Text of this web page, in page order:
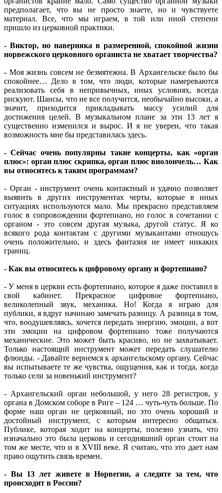
предполагает, что вы не просто знаете, но и чувствуете
материал. Все, что мы играем, в той или иной степени
пришло из церковной практики.
- Виктор, но наверняка в размеренной, спокойной жизни
норвежского церковного органиста не хватает творчества?
- Моя жизнь совсем не безмятежна. В Архангельске было бы
спокойнее… Дело в том, что люди, которые намереваются
реализовать себя в непривычных, иных условиях, всегда
рискуют. Шансы, что не все получится, необычайно высоки, а
значит, приходится прикладывать массу усилий для
достижения целей. В музыкальном плане за эти 13 лет я
существенно изменился и вырос. И я не уверен, что такая
возможность мне бы представилась здесь.
- Сейчас очень популярны такие концерты, как «орган
плюс»: орган плюс скрипка, орган плюс виолончель… Как
вы относитесь к таким программам?
- Орган - инструмент очень контактный и удачно позволяет
выявить в других инструментах черты, которые в иных
ситуациях используются мало. Мы прекрасно представляем
голос в сопровождении фортепиано, но голос в сочетании с
органом - это совсем другая музыка, другой статус. Я ко
всякого рода контактам с другими музыкантами отношусь
очень положительно, и здесь фантазия не имеет никаких
границ.
- Как вы относитесь к цифровому органу и фортепиано?
- У меня в церкви есть фортепиано, которое я даже поставил в
свой кабинет. Прекрасное цифровое фортепиано,
великолепный звук, механика. Но! Когда я играю для
публики, я вдруг начинаю замечать разницу. А разница в том,
что, воодушевляясь, хочется передать энергию, эмоции, а вот
эти эмоции на цифровом фортепиано тоже получаются
механические. Это может быть красиво, но не захватывает.
Только настоящий инструмент может передать слушателю
флюиды. - Давайте вернемся к архангельскому органу. Сейчас
вы испытываете те же чувства, ощущения, как и тогда, когда
только сели за новенький инструмент?
- Архангельский орган небольшой, у него 28 регистров, у
органа в Домском соборе в Риге – 124 … чуть-чуть больше. По
форме наш орган не церковный, но это очень хороший и
достойный инструмент, с которым интересно общаться.
Публике, которая ходит на концерты, полезно узнать, что
изначально это была церковь и сегодняшний орган стоит на
том же месте, что и в XVIII веке. Я считаю, что это дает нам
право ощутить связь времен.
- Вы 13 лет живете в Норвегии, а следите за тем, что
происходит в России?